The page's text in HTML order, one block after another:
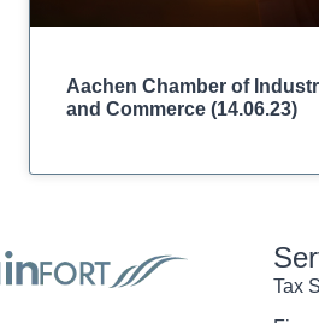
Aachen Chamber of
and Commerce (14.06.23)
Tax